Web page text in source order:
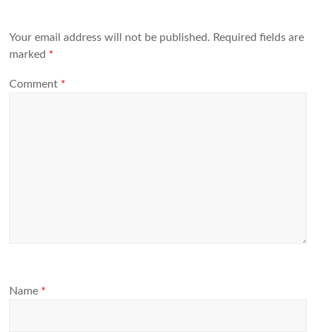
Your email address will not be published. Required fields are
marked *
Comment *
Name *